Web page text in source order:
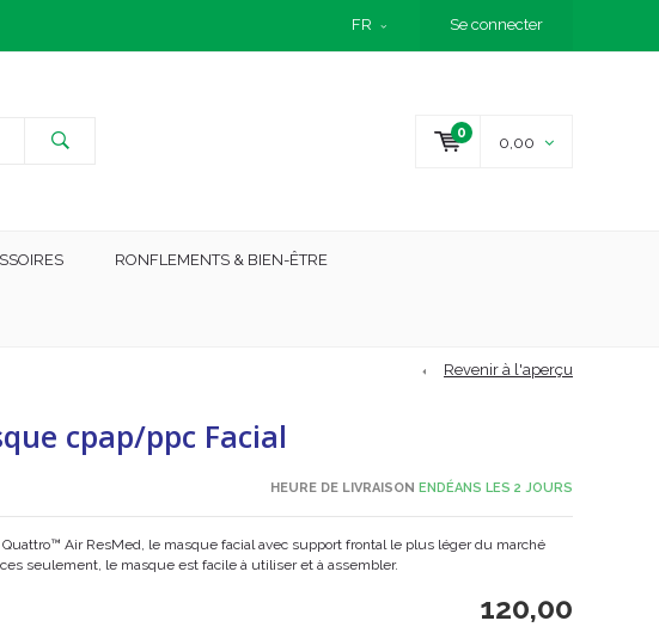
FR Se connecter
0
0,00
RONFLEMENTS & BIEN-ÊTRE
Revenir à l'aperçu
cpap/ppc Facial
HEURE DE LIVRAISON ENDÉANS LES 2 JOURS
Air ResMed, le masque facial avec support frontal le plus léger du marché
seulement, le masque est facile à utiliser et à assembler.
120,00